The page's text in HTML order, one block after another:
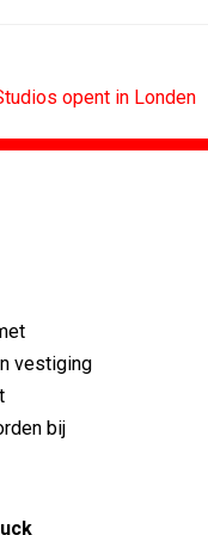
opent in Londen
vestiging
bij
campagne voor...
eigen...
leidend
over